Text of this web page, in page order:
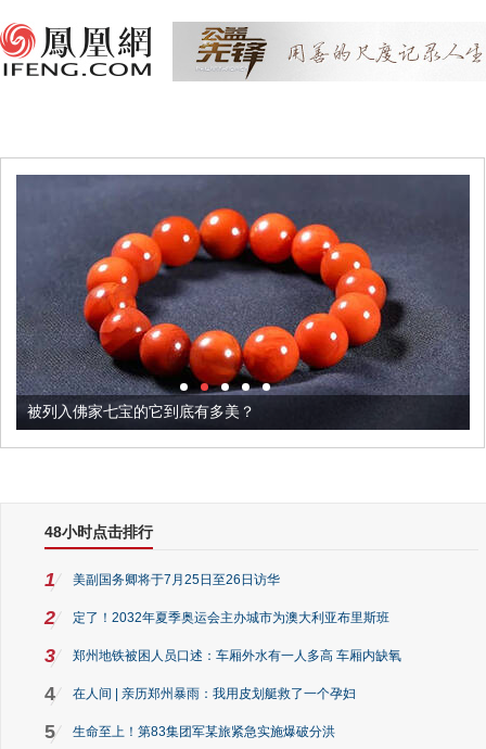
被列入佛家七宝的它到底有多美？
48小时点击排行
1 美副国务卿将于7月25日至26日访华
2 定了！2032年夏季奥运会主办城市为澳大利亚布里斯班
3 郑州地铁被困人员口述：车厢外水有一人多高 车厢内缺氧
4 在人间 | 亲历郑州暴雨：我用皮划艇救了一个孕妇
5 生命至上！第83集团军某旅紧急实施爆破分洪